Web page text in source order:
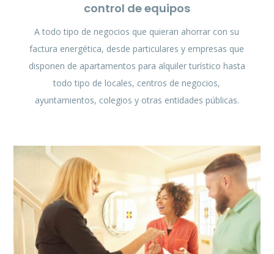
control de equipos
A todo tipo de negocios que quieran ahorrar con su
factura energética, desde particulares y empresas que
disponen de apartamentos para alquiler turístico hasta
todo tipo de locales, centros de negocios,
ayuntamientos, colegios y otras entidades públicas.